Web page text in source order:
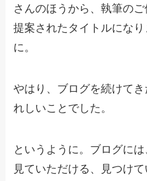
さんのほうから、執筆の
提案されたタイトルにな
に。
やはり、ブログを続けて
れしいことでした。
というように。ブログに
見ていただける、見つけ